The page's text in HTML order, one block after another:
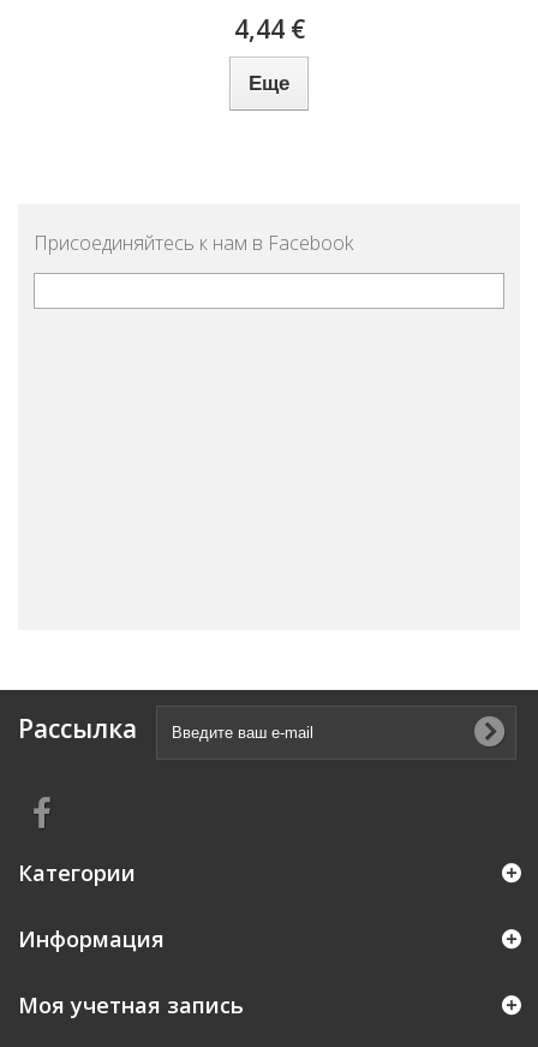
4,44 €
Еще
Присоединяйтесь к нам в Facebook
Рассылка
Категории
Информация
Моя учетная запись